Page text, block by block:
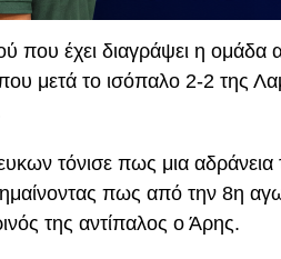
που έχει διαγράψει η
μετά το ισόπαλο 2-2 της
τόνισε πως μια αδράνεια
πως από την 8η
της αντίπαλος ο Άρης.